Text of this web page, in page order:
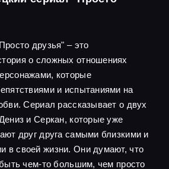
друзья" – это
о сложных отношениях
которые
и испытаниями на
Сериал рассказывает о двух
и Серкан, которые уже
друг друга самыми близкими и
в своей жизни. Они думают, что
быть чем-то большим, чем просто